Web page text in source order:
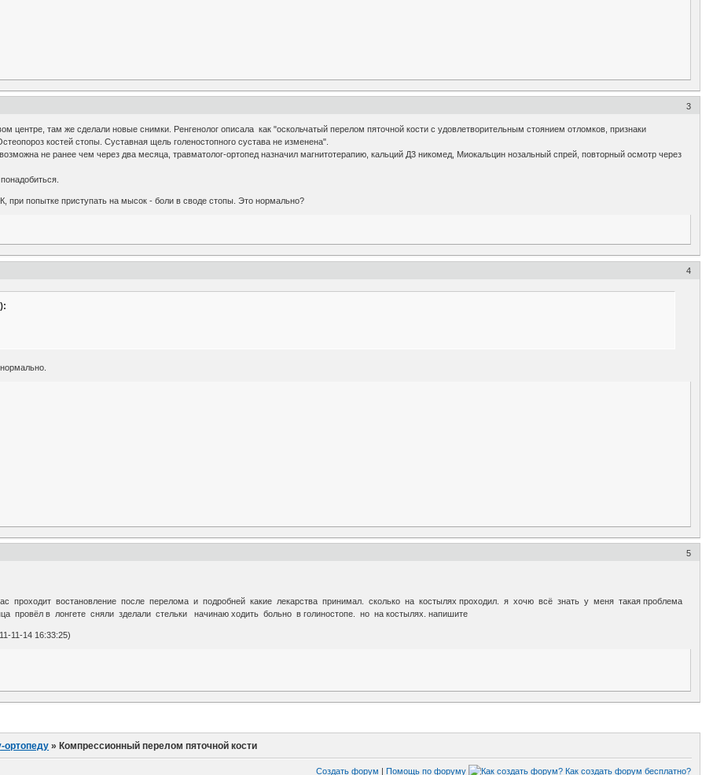
3
центре, там же сделали новые снимки. Ренгенолог описала как "оскольчатый перелом пяточной кости с удовлетворительным стоянием отломков, признаки
костей стопы. Суставная щель голеностопного сустава не изменена".
не ранее чем через два месяца, травматолог-ортопед назначил магнитотерапию, кальций Д3 никомед, Миокальцин нозальный спрей, повторный осмотр через
при попытке приступать на мысок - боли в своде стопы. Это нормально?
4
5
проходит востановление после перелома и подробней какие лекарства принимал. сколько на костылях проходил. я хочю всё знать у меня такая проблема
провёл в лонгете сняли зделали стельки начинаю ходить больно в голиностопе. но на костылях. напишите
11-14 16:33:25)
ортопеду » Компрессионный перелом пяточной кости
Создать форум | Помощь по форуму